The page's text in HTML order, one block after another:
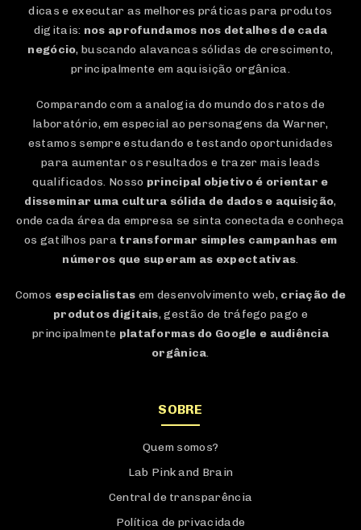
dicas e executar as melhores práticas para produtos
digitais: nos aprofundamos nos detalhes de cada
negócio, buscando alavancas sólidas de crescimento,
principalmente em aquisição orgânica.
Comparando com a analogia do mundo dos ratos de
laboratório, em especial ao personagens da Warner,
estamos sempre estudando e testando oportunidades
para aumentar os resultados e trazer mais leads
qualificados. Nosso principal objetivo é orientar e
disseminar uma cultura sólida de dados e aquisição,
onde cada área da empresa se sinta conectada e conheça
os gatilhos para transformar simples campanhas em
números que superam as expectativas.
Comos especialistas em desenvolvimento web, criação de
produtos digitais, gestão de tráfego pago e
principalmente plataformas do Google e audiência
orgânica.
SOBRE
Quem somos?
Lab Pink and Brain
Central de transparência
Política de privacidade